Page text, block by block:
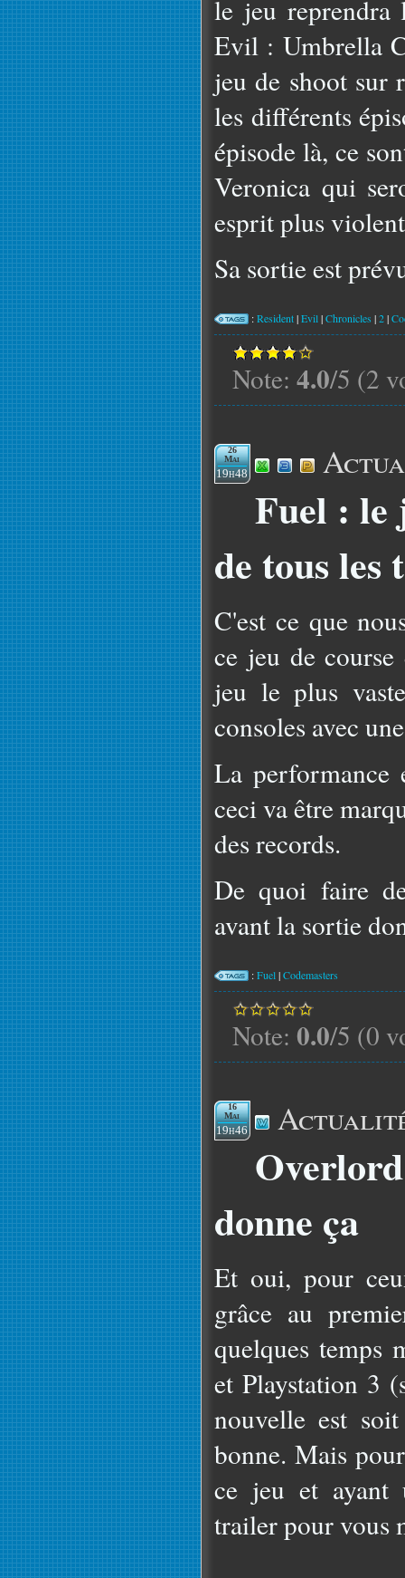
le jeu reprendra
Evil : Umbrella
jeu de shoot sur
les différents
épisode là, ce
Veronica qui
esprit plus
Sa sortie est
:Resident|Evil|Chronicles |2|
Note: 4.0/5 (2
26
Mai
19h48
Fuel : le
de tous les
C'est ce que
ce jeu de
jeu le plus
consoles avec
La performance
ceci va être
des records.
De quoi faire
avant la sortie
:Fuel|Codemasters
Note: 0.0/5 (0
16
Mai
19h46
donne ça
Et oui, pour
grâce au
quelques temps
et Playstation 3
nouvelle est
bonne. Mais
ce jeu et
trailer pour vous